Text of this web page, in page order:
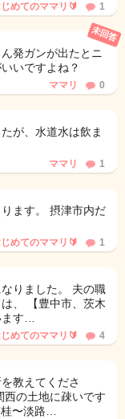
めてのママリ🔰 1
発ガンが出たとニ
いですよね？
未回答
ママリ 0
が、水道水は飲ま
ママリ 1
ます。 摂津市内だ
めてのママリ🔰 1
りました。 夫の職
、 【豊中市、茨木
す…
めてのママリ🔰 4
教えてくださ
西の土地に疎いです
〜淡路…